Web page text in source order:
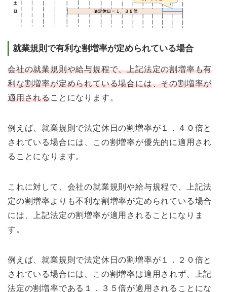
就業規則で有利な割増率が定められている場合
会社の就業規則や給与規程で、上記法定の割増率も有
利な割増率が定められている場合には、その割増率が
適用されることになります。
例えば、就業規則で法定休日の割増率が１．４０倍と
されている場合には、この割増率が優先的に適用され
ることになります。
これに対して、会社の就業規則や給与規程で、上記法
定の割増率よりも不利な割増率が定められている場合
には、上記法定の割増率が適用されることになりま
す。
例えば、就業規則で法定休日の割増率が１．２０倍と
されている場合には、この割増率は適用されず、上記
法定の割増率である１．３５倍が適用されることにな